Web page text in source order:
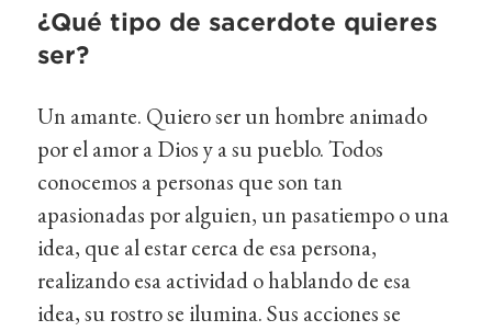
¿Qué tipo de sacerdote quieres
ser?
Un amante. Quiero ser un hombre animado
por el amor a Dios y a su pueblo. Todos
conocemos a personas que son tan
apasionadas por alguien, un pasatiempo o una
idea, que al estar cerca de esa persona,
realizando esa actividad o hablando de esa
idea, su rostro se ilumina. Sus acciones se